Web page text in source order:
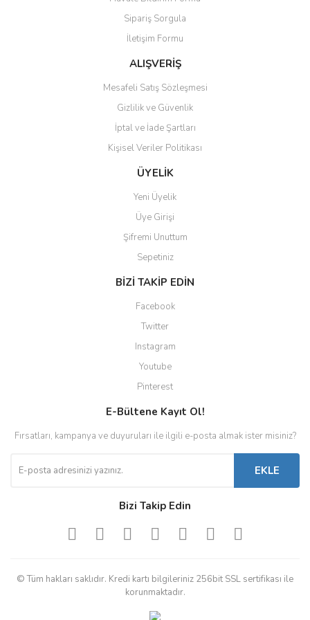
Ürün bilgilerinde hatalar bulunuyor.
Ürün fiyatı diğer sitelerden daha pahalı.
Bu ürüne benzer farklı alternatifler olmalı.
Gönder
Sipariş Sorgula
İletişim Formu
ALIŞVERİŞ
Mesafeli Satış Sözleşmesi
Gizlilik ve Güvenlik
İptal ve İade Şartları
Kişisel Veriler Politikası
ÜYELİK
Yeni Üyelik
Üye Girişi
Şifremi Unuttum
Sepetiniz
BİZİ TAKİP EDİN
Facebook
Twitter
Instagram
Youtube
Pinterest
E-Bültene Kayıt Ol!
Fırsatları, kampanya ve duyuruları ile ilgili e-posta almak ister misiniz?
EKLE
Bizi Takip Edin
© Tüm hakları saklıdır. Kredi kartı bilgileriniz 256bit SSL sertifikası ile
korunmaktadır.